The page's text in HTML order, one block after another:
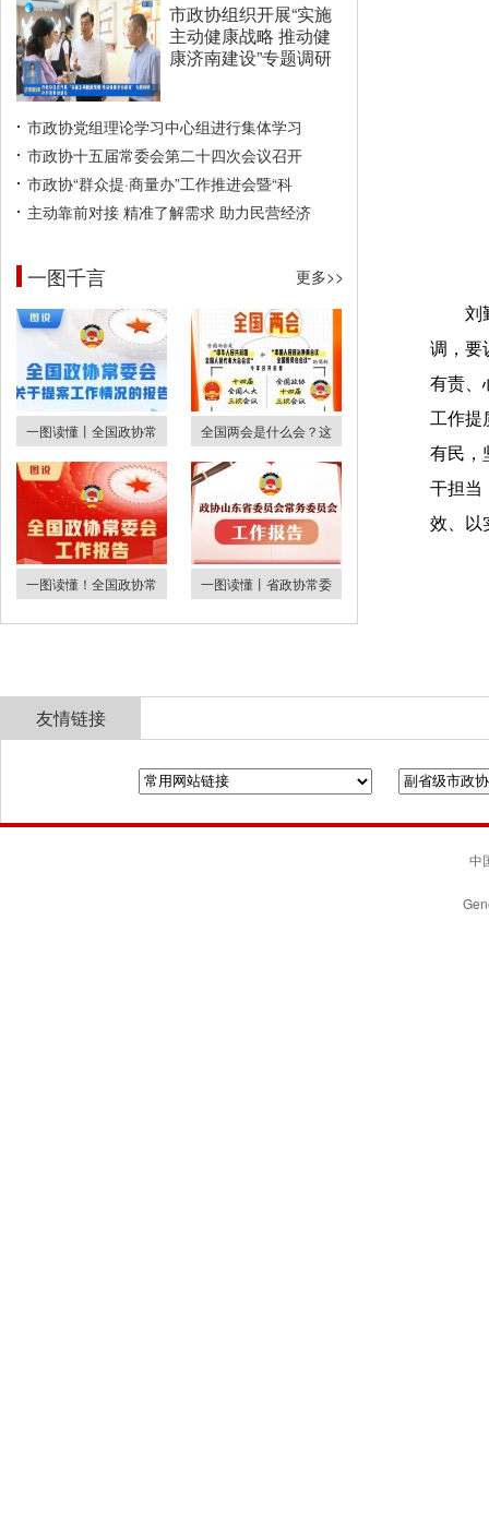
市政协组织开展“实施
主动健康战略 推动健
康济南建设”专题调研
市政协党组理论学习中心组进行集体学习
市政协十五届常委会第二十四次会议召开
市政协“群众提·商量办”工作推进会暨“科
主动靠前对接 精准了解需求 助力民营经济
一图千言 更多>>
一图读懂丨全国政协常 全国两会是什么会？这
一图读懂！全国政协常 一图读懂丨省政协常委
刘
调，要
有责、
工作提
有民，
干担当
效、以
友情链接
中